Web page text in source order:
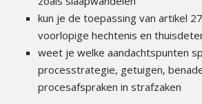
kun je de toepassing van artikel
voorlopige hechtenis en
weet je welke aandachtspunten
processtrategie, getuigen,
procesafspraken in strafzaken